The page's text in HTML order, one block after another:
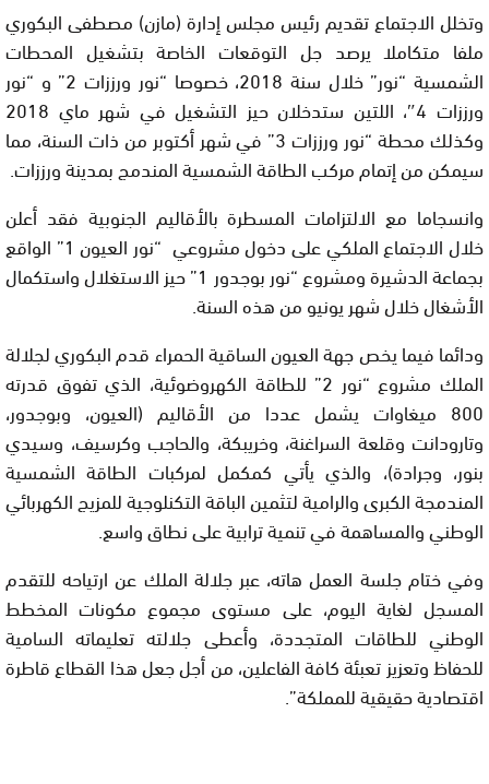
وتخلل الاجتماع تقديم رئيس مجلس إدارة (مازن) مصطفى البكوري
ملفا متكاملا يرصد جل التوقعات الخاصة بتشغيل المحطات
الشمسية “نور” خلال سنة 2018، خصوصا “نور ورززات 2” و “نور
ورززات 4″، اللتين ستدخلان حيز التشغيل في شهر ماي 2018
وكذلك محطة “نور ورززات 3” في شهر أكتوبر من ذات السنة، مما
سيمكن من إتمام مركب الطاقة الشمسية المندمج بمدينة ورززات.
وانسجاما مع الالتزامات المسطرة بالأقاليم الجنوبية فقد أعلن
خلال الاجتماع الملكي على دخول مشروعي “نور العيون 1” الواقع
بجماعة الدشيرة ومشروع “نور بوجدور 1” حيز الاستغلال واستكمال
الأشغال خلال شهر يونيو من هذه السنة.
ودائما فيما يخص جهة العيون الساقية الحمراء قدم البكوري لجلالة
الملك مشروع “نور 2” للطاقة الكهروضوئية، الذي تفوق قدرته
800 ميغاوات يشمل عددا من الأقاليم (العيون، وبوجدور،
وتارودانت وقلعة السراغنة، وخريبكة، والحاجب وكرسيف، وسيدي
بنور، وجرادة)، والذي يأتي كمكمل لمركبات الطاقة الشمسية
المندمجة الكبرى والرامية لتثمين الباقة التكنلوجية للمزيج الكهربائي
الوطني والمساهمة في تنمية ترابية على نطاق واسع.
وفي ختام جلسة العمل هاته، عبر جلالة الملك عن ارتياحه للتقدم
المسجل لغاية اليوم، على مستوى مجموع مكونات المخطط
الوطني للطاقات المتجددة، وأعطى جلالته تعليماته السامية
للحفاظ وتعزيز تعبئة كافة الفاعلين، من أجل جعل هذا القطاع قاطرة
اقتصادية حقيقية للمملكة”.